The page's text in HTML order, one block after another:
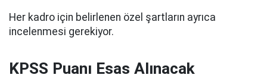
Her kadro için belirlenen özel şartların ayrıca
incelenmesi gerekiyor.
KPSS Puanı Esas Alınacak